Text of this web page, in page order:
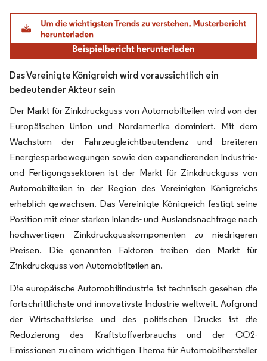
Bild © Mordor Intelligence. Wiederverwendung erfordert Namensnennung gemäß
Das Vereinigte Königreich wird voraussichtlich ein
bedeutender Akteur sein
Der Markt für Zinkdruckguss von Automobilteilen wird von der
Europäischen Union und Nordamerika dominiert. Mit dem
Wachstum der Fahrzeugleichtbautendenz und breiteren
Energiesparbewegungen sowie den expandierenden Industrie-
und Fertigungssektoren ist der Markt für Zinkdruckguss von
Automobilteilen in der Region des Vereinigten Königreichs
erheblich gewachsen. Das Vereinigte Königreich festigt seine
Position mit einer starken Inlands- und Auslandsnachfrage nach
hochwertigen Zinkdruckgusskomponenten zu niedrigeren
Preisen. Die genannten Faktoren treiben den Markt für
Zinkdruckguss von Automobilteilen an.
Die europäische Automobilindustrie ist technisch gesehen die
fortschrittlichste und innovativste Industrie weltweit. Aufgrund
der Wirtschaftskrise und des politischen Drucks ist die
Reduzierung des Kraftstoffverbrauchs und der CO2-
Emissionen zu einem wichtigen Thema für Automobilhersteller